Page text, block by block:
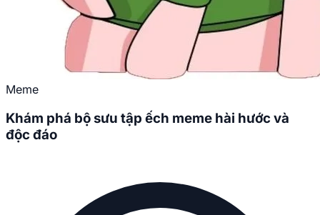
Meme
Khám phá bộ sưu tập ếch meme hài hước và
độc đáo